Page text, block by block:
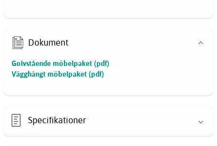
Dokument
Golvstående möbelpaket (pdf)
Vägghängt möbelpaket (pdf)
Specifikationer